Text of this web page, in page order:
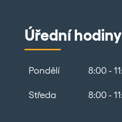
Úřední hodiny
Pondělí 8:00 -
Středa 8:00 -